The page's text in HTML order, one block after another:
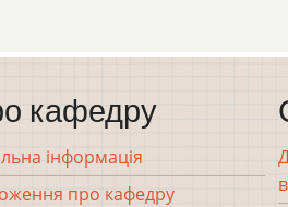
кафедру
інформація
про кафедру